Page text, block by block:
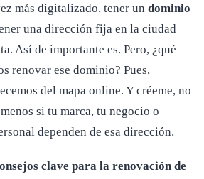
más digitalizado, tener un dominio
una dirección fija en la ciudad
Así de importante es. Pero, ¿qué
renovar ese dominio? Pues,
del mapa online. Y créeme, no
si tu marca, tu negocio o
dependen de esa dirección.
clave para la renovación de